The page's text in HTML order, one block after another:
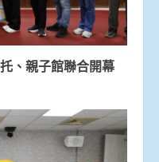
、親子館聯合開幕